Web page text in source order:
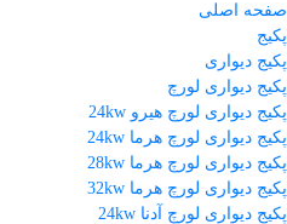
صفحه اصلی
پکیج
پکیج دیواری
پکیج دیواری لورچ
پکیج دیواری لورچ هیرو 24kw
پکیج دیواری لورچ هرما 24kw
پکیج دیواری لورچ هرما 28kw
پکیج دیواری لورچ هرما 32kw
پکیج دیواری لورچ آدنا 24kw